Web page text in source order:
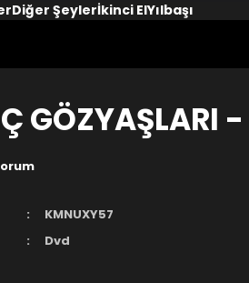
Diğer Şeylerİkinci ElYılbaşı
GÖZYAŞLARI
KMNUXY57
Dvd